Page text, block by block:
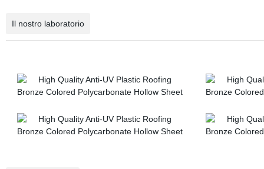
Il nostro laboratorio